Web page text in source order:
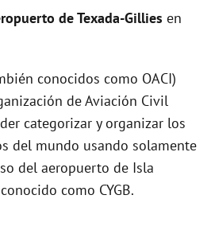
de Texada-Gillies en
conocidos como OACI)
de Aviación Civil
categorizar y organizar los
del mundo usando solamente
del aeropuerto de Isla
como CYGB.